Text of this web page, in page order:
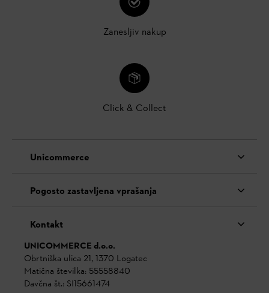
Zanesljiv nakup
Click & Collect
Unicommerce
Pogosto zastavljena vprašanja
Kontakt
UNICOMMERCE d.o.o.
Obrtniška ulica 21, 1370 Logatec
Matična številka: 55558840
Davčna št.: SI15661474